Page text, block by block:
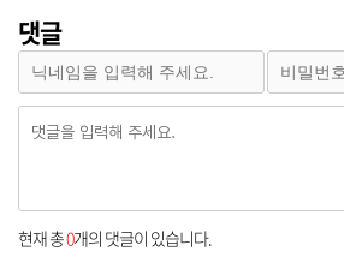
댓글
현재 총0개의 댓글이 있습니다.